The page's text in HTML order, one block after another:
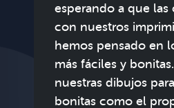
esperando a que las
con nuestros
hemos pensado en
más fáciles y
nuestras dibujos
bonitas como el